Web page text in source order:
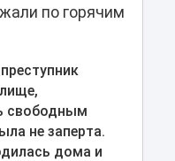
по горячим
свободным
не заперта.
дома и